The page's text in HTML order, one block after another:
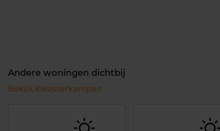
Andere woningen dichtbij
Bekijk Kleasterkampen